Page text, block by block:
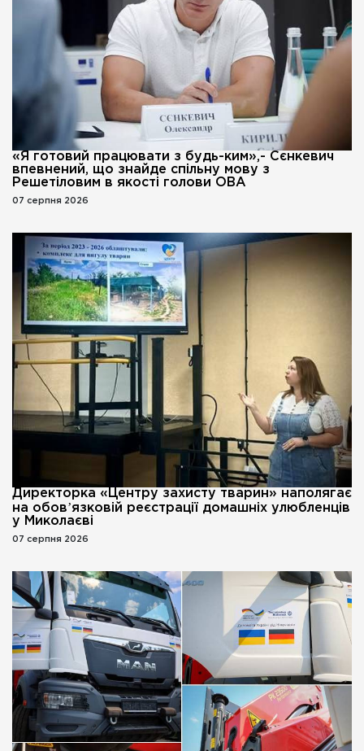
«Я готовий працювати з будь-ким»,- Сєнкевич
впевнений, що знайде спільну мову з
Решетіловим в якості голови ОВА
07 серпня 2026
Директорка «Центру захисту тварин» наполягає
на обовʼязковій реєстрації домашніх улюбленців
у Миколаєві
07 серпня 2026